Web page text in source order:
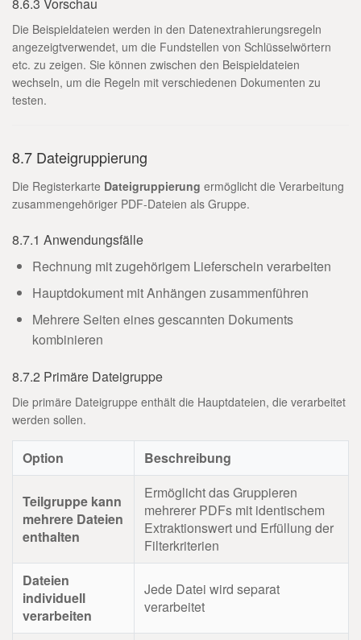
Die Beispieldateien werden in den Datenextrahierungsregeln
angezeigtverwendet, um die Fundstellen von Schlüsselwörtern
etc. zu zeigen. Sie können zwischen den Beispieldateien
wechseln, um die Regeln mit verschiedenen Dokumenten zu
testen.
8.7 Dateigruppierung
Die Registerkarte Dateigruppierung ermöglicht die Verarbeitung
zusammengehöriger PDF-Dateien als Gruppe.
8.7.1 Anwendungsfälle
Rechnung mit zugehörigem Lieferschein verarbeiten
Hauptdokument mit Anhängen zusammenführen
Mehrere Seiten eines gescannten Dokuments
kombinieren
8.7.2 Primäre Dateigruppe
Die primäre Dateigruppe enthält die Hauptdateien, die verarbeitet
werden sollen.
Option Beschreibung
Teilgruppe kann
mehrere Dateien
enthalten
Ermöglicht das Gruppieren
mehrerer PDFs mit identischem
Extraktionswert und Erfüllung der
Filterkriterien
Dateien
individuell
verarbeiten
Jede Datei wird separat
verarbeitet